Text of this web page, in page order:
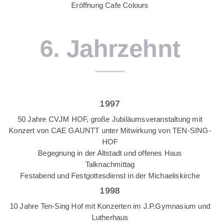
Eröffnung Cafe Colours
6. Jahrzehnt
1997
50 Jahre CVJM HOF, große Jubiläumsveranstaltung mit
Konzert von CAE GAUNTT unter Mitwirkung von TEN-SING-
HOF
Begegnung in der Altstadt und offenes Haus
Talknachmittag
Festabend und Festgottesdienst in der Michaeliskirche
1998
10 Jahre Ten-Sing Hof mit Konzerten im J.P.Gymnasium und
Lutherhaus